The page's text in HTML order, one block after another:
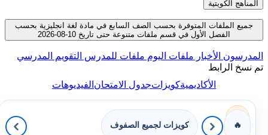
المناهج الكويتية
جميع الملفات المتوفرة بحسب الصف السابع في مادة لغة انجليزية بحسب
الفصل الأول في قسم ملفات متنوعة حتى تاريخ 10-08-2026
المدرسون الأخبار ملفات اليوم ملفات للمدرس التقويم المدرسي
تم نسخ الرابط
الأكاديميةكويزاتجدول الامتحانالفيديوهات
🔥 كويزات لجميع الصفوف